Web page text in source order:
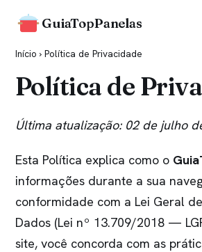
GuiaTopPanelas
Início › Política de Privacidade
Política de
Última atualização: 02 de julho
Esta Política explica como o
informações durante a sua
conformidade com a Lei Geral
Dados (Lei nº 13.709/2018 —
site, você concorda com as